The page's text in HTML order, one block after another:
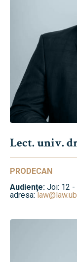
Lect. univ.
PRODECAN
Audienţe: Joi: 12 -
adresa: